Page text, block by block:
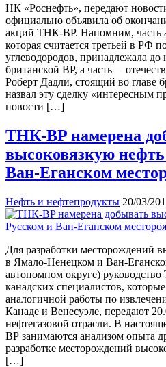
НК «Роснефть», передают
официально объявила об
акций ТНК-BP. Напомним, часть
которая считается третьей в РФ
углеводородов, принадлежала до
британской BP, а часть –
Роберт Дадли, стоящий во главе
назвал эту сделку «интересным
новости […]
ТНК-BP намерена
высоковязкую
Ван-Еганском
Нефть и нефтепродукты 20/03/
Для разработки месторождений
в Ямало-Ненецком и Ван-
автономном округе)
канадских специалистов,
аналогичной работы по
Канаде и Венесуэле, передают
нефтегазовой отрасли. В
ВР занимаются анализом опыта
разработке месторождений
[…]